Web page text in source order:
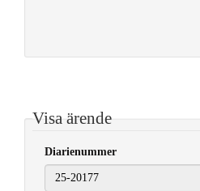
Visa ärende
Diarienummer